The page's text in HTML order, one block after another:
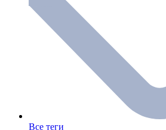
Все теги